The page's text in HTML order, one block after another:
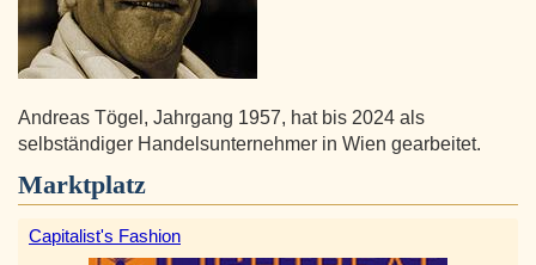
Andreas Tögel, Jahrgang 1957, hat bis 2024 als
selbständiger Handelsunternehmer in Wien gearbeitet.
Marktplatz
Capitalist's Fashion